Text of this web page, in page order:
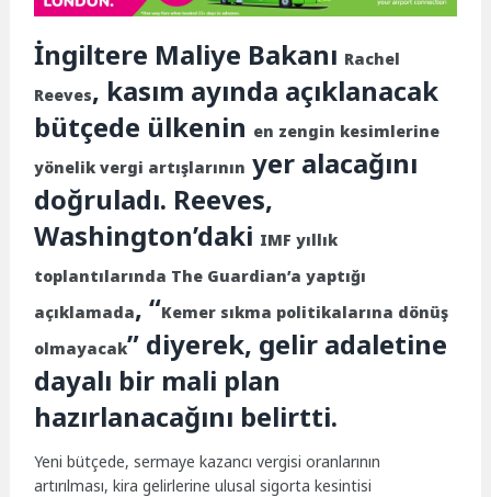
İngiltere Maliye Bakanı Rachel
Reeves, kasım ayında açıklanacak
bütçede ülkenin en zengin kesimlerine
yönelik vergi artışlarının yer alacağını
doğruladı. Reeves,
Washington’daki IMF yıllık
toplantılarında The Guardian’a yaptığı
açıklamada, “Kemer sıkma politikalarına dönüş
olmayacak” diyerek, gelir adaletine
dayalı bir mali plan
hazırlanacağını belirtti.
Yeni bütçede, sermaye kazancı vergisi oranlarının
artırılması, kira gelirlerine ulusal sigorta kesintisi